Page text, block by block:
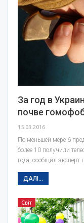
За год в
почве
15.03.2016
По меньшей мере 6
более 10 получили
года, сообщил
ДАЛІ...
Світ